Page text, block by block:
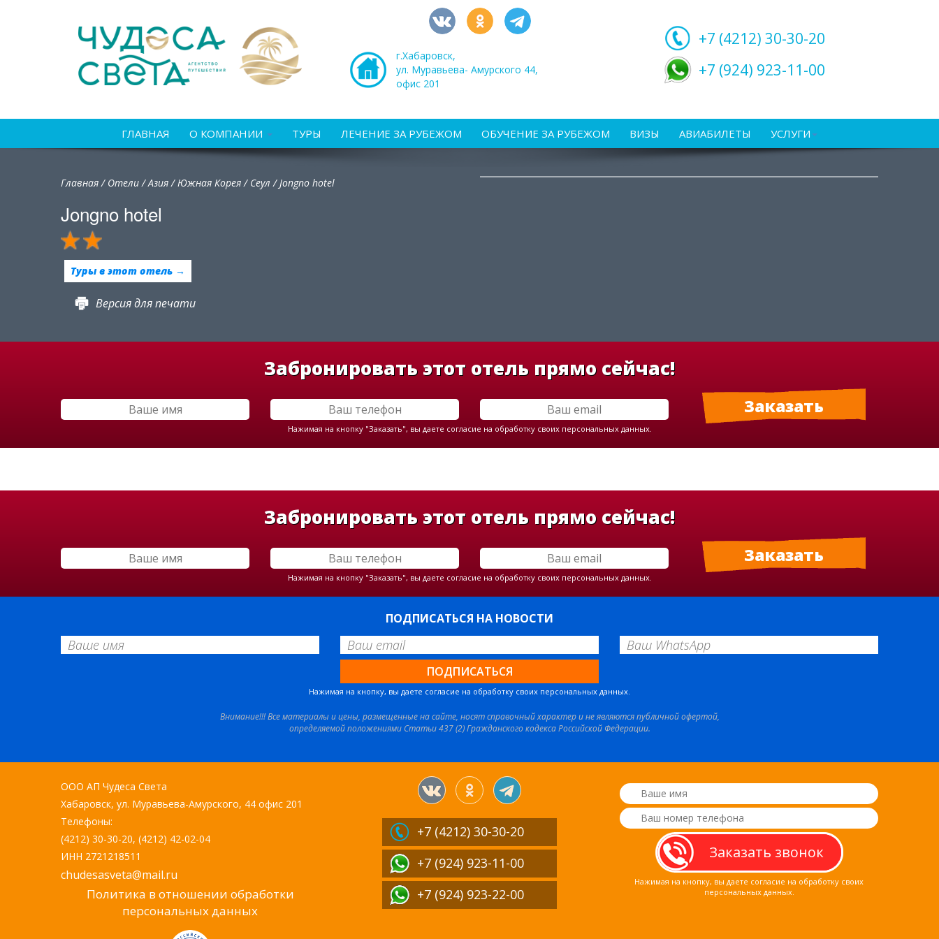
г.Хабаровск,
ул. Муравьева- Амурского 44,
офис 201
+7 (4212) 30-30-20
+7 (924) 923-11-00
ГЛАВНАЯ О КОМПАНИИ ТУРЫ ЛЕЧЕНИЕ ЗА РУБЕЖОМ ОБУЧЕНИЕ ЗА РУБЕЖОМ ВИЗЫ АВИАБИЛЕТЫ УСЛУГИ
Главная/ Отели/Азия/Южная Корея/ Сеул /Jongno hotel
Jongno hotel
Туры в этот отель →
Версия для печати
Забронировать этот отель прямо сейчас!
Нажимая на кнопку "Заказать", вы даете согласие на обработку своих персональных данных.
Забронировать этот отель прямо сейчас!
Нажимая на кнопку "Заказать", вы даете согласие на обработку своих персональных данных.
ПОДПИСАТЬСЯ НА НОВОСТИ
Нажимая на кнопку, вы даете согласие на обработку своих персональных данных.
Внимание!!! Все материалы и цены, размещенные на сайте, носят справочный характер и не являются публичной офертой,
определяемой положениями Статьи 437 (2) Гражданского кодекса Российской Федерации.
ООО АП Чудеса Света
Хабаровск, ул. Муравьева-Амурского, 44 офис 201
Телефоны:
(4212) 30-30-20, (4212) 42-02-04
ИНН 2721218511
chudesasveta@mail.ru
Политика в отношении обработки
персональных данных
+7 (4212) 30-30-20
+7 (924) 923-11-00
+7 (924) 923-22-00
Нажимая на кнопку, вы даете согласие на обработку своих
персональных данных.